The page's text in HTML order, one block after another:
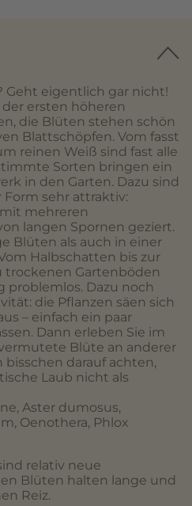
Geht eigentlich gar nicht!
der ersten höheren
die Blüten stehen schön
Blattschöpfen. Vom fasst
reinen Weiß sind fast alle
Sorten bringen ein
in den Garten. Dazu sind
sehr attraktiv:
mehreren
langen Spornen geziert.
Blüten als auch in einer
Halbschatten bis zur
trockenen Gartenböden
problemlos. Dazu noch
die Pflanzen säen sich
– einfach ein paar
Dann erleben Sie im
Blüte an anderer
bisschen darauf achten,
Laub nicht als
Aster dumosus,
Oenothera, Phlox
relativ neue
Blüten halten lange und
Reiz.